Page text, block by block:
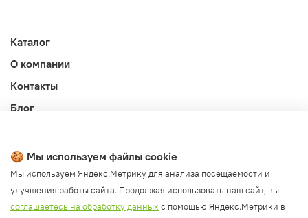
Каталог
О компании
Контакты
Блог
Публичная оферта
Политика конфиденциальности и обработки ПД
Согласие на обработку ПД
🍪 Мы используем файлы cookie
Мы используем Яндекс.Метрику для анализа посещаемости и
улучшения работы сайта. Продолжая использовать наш сайт, вы
соглашаетесь на обработку данных с помощью Яндекс.Метрики в